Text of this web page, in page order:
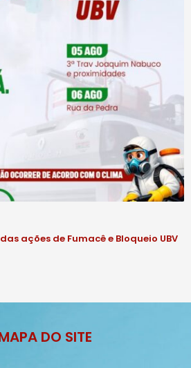
ações de Fumacê e Bloqueio UBV
DO SITE